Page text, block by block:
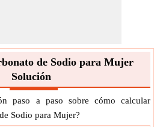
de Sodio para Mujer
Solución
paso a paso sobre cómo calcular
Sodio para Mujer?